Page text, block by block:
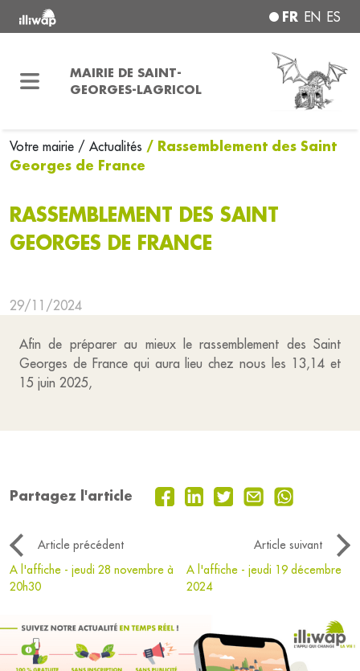
FR EN ES
MAIRIE DE SAINT-
GEORGES-LAGRICOL
Votre mairie / Actualités / Rassemblement des Saint
Georges de France
RASSEMBLEMENT DES SAINT
GEORGES DE FRANCE
29/11/2024
Afin de préparer au mieux le rassemblement des Saint
Georges de France qui aura lieu chez nous les 13,14 et
15 juin 2025,
Partagez l'article
Article précédent
Article suivant
A l'affiche - jeudi 28 novembre à
20h30
A l'affiche - jeudi 19 décembre
2024